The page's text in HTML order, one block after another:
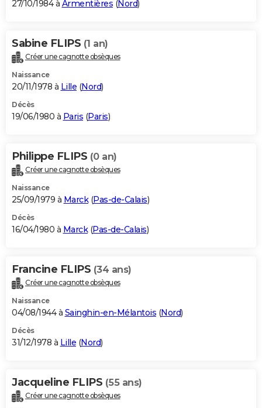
27/10/1984 à Armentières (Nord)
Sabine FLIPS (1 an)
Créer une cagnotte obsèques
Naissance
20/11/1978 à Lille (Nord)
Décès
19/06/1980 à Paris (Paris)
Philippe FLIPS (0 an)
Créer une cagnotte obsèques
Naissance
25/09/1979 à Marck(Pas-de-Calais)
Décès
16/04/1980 à Marck(Pas-de-Calais)
Francine FLIPS (34 ans)
Créer une cagnotte obsèques
Naissance
04/08/1944 à Sainghin-en-Mélantois (Nord)
Décès
31/12/1978 à Lille (Nord)
Jacqueline FLIPS (55 ans)
Créer une cagnotte obsèques